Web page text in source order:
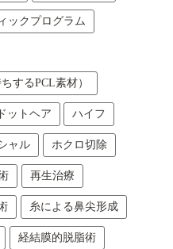
ックプログラム
するPCL素材）
ドットヘア ハイフ
ャル ホクロ切除
再生治療
糸による鼻尖形成
経結膜的脱脂術